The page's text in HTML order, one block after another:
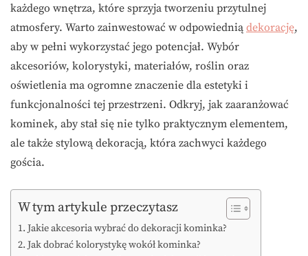
każdego wnętrza, które sprzyja tworzeniu przytulnej
atmosfery. Warto zainwestować w odpowiednią dekorację,
aby w pełni wykorzystać jego potencjał. Wybór
akcesoriów, kolorystyki, materiałów, roślin oraz
oświetlenia ma ogromne znaczenie dla estetyki i
funkcjonalności tej przestrzeni. Odkryj, jak zaaranżować
kominek, aby stał się nie tylko praktycznym elementem,
ale także stylową dekoracją, która zachwyci każdego
gościa.
W tym artykule przeczytasz
Jakie akcesoria wybrać do dekoracji kominka?
Jak dobrać kolorystykę wokół kominka?